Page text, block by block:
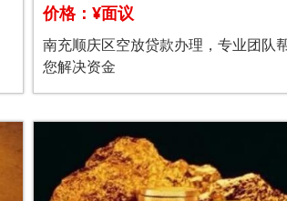
价格：¥面议
南充顺庆区空放贷款办理，专业团队
您解决资金